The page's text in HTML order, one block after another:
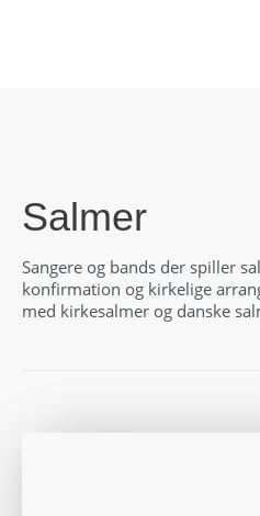
Salmer
Sangere og bands der spiller
konfirmation og kirkelige
med kirkesalmer og danske